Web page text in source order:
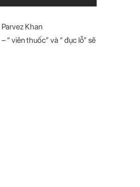
Khan
viên thuốc” và “ đục lỗ” sẽ